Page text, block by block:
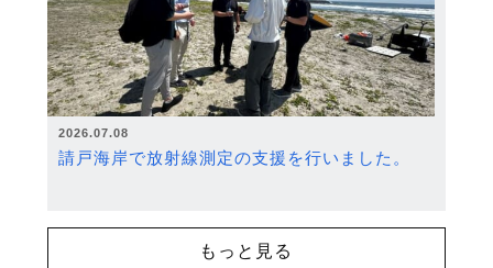
2026.07.08
請戸海岸で放射線測定の支援を行いました。
もっと見る